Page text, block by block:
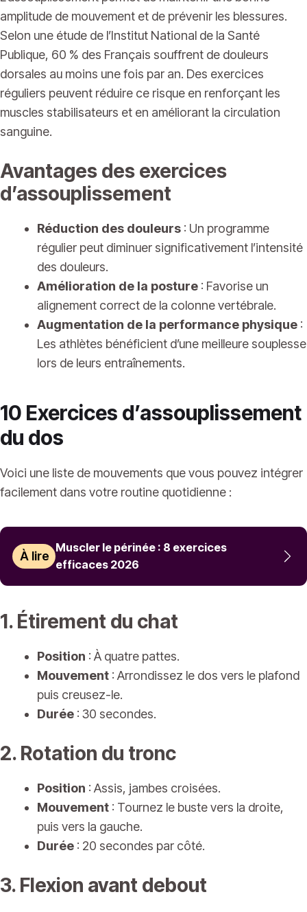
amplitude de mouvement et de prévenir les blessures.
Selon une étude de l’Institut National de la Santé
Publique, 60 % des Français souffrent de douleurs
dorsales au moins une fois par an. Des exercices
réguliers peuvent réduire ce risque en renforçant les
muscles stabilisateurs et en améliorant la circulation
sanguine.
Avantages des exercices
d’assouplissement
Réduction des douleurs : Un programme
régulier peut diminuer significativement l’intensité
des douleurs.
Amélioration de la posture : Favorise un
alignement correct de la colonne vertébrale.
Augmentation de la performance physique :
Les athlètes bénéficient d’une meilleure souplesse
lors de leurs entraînements.
10 Exercices d’assouplissement
du dos
Voici une liste de mouvements que vous pouvez intégrer
facilement dans votre routine quotidienne :
À lire
Muscler le périnée : 8 exercices
efficaces 2026
1. Étirement du chat
Position : À quatre pattes.
Mouvement : Arrondissez le dos vers le plafond
puis creusez-le.
Durée : 30 secondes.
2. Rotation du tronc
Position : Assis, jambes croisées.
Mouvement : Tournez le buste vers la droite,
puis vers la gauche.
Durée : 20 secondes par côté.
3. Flexion avant debout